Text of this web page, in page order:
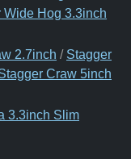
Wide Hog 3.3inch
2.7inch / Stagger
Craw 5inch
3.3inch Slim